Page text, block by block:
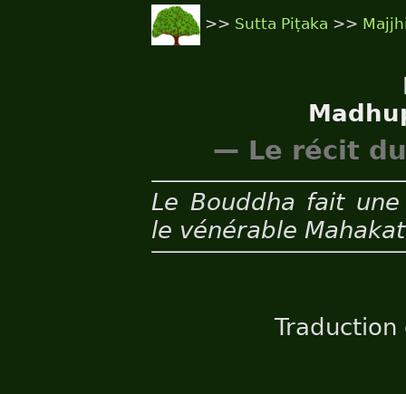
>> Sutta Piṭaka >>
— Le récit
Le Bouddha fait
le vénérable
Traduction